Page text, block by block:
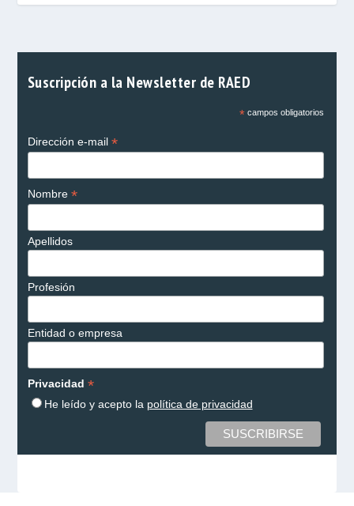
Suscripción a la Newsletter de RAED
*campos obligatorios
Dirección e-mail *
Nombre *
Apellidos
Profesión
Entidad o empresa
Privacidad *
He leído y acepto la política de privacidad